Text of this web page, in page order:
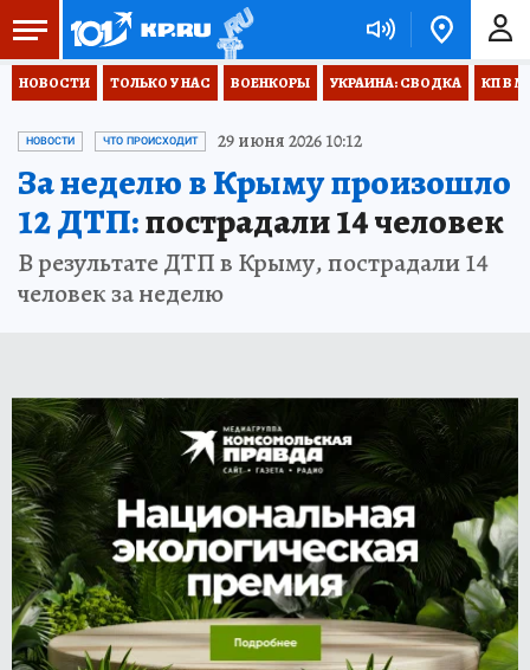
НОВОСТИ ТОЛЬКО У НАС ВОЕНКОРЫ УКРАИНА: СВОДКА КП В
НОВОСТИ ЧТО ПРОИСХОДИТ 29 июня 2026 10:12
За неделю в Крыму произошло
12 ДТП:пострадали 14 человек
В результате ДТП в Крыму, пострадали 14
человек за неделю